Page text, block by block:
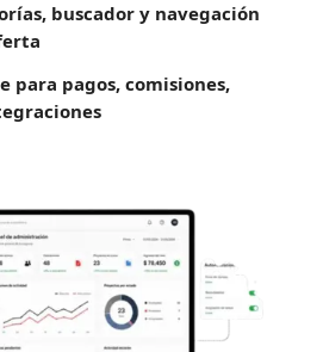
buscador y navegación
para pagos, comisiones,